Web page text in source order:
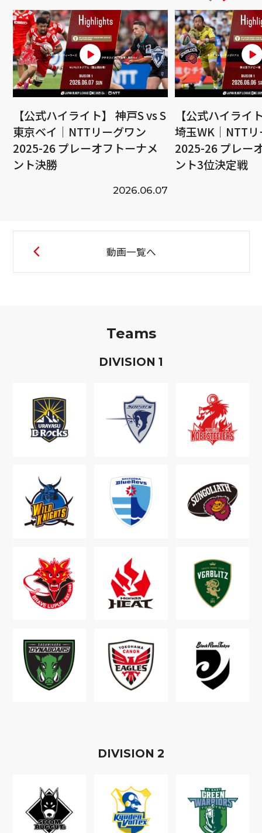
【公式ハイライト】 神戸S vs S
東京ベイ｜NTTリーグワン
2025-26 プレーオフトーナメ
ント決勝
2026.06.07
【公式ハイライ
埼玉WK｜NTT
2025-26 プレー
ント3位決定戦
動画一覧へ
Teams
DIVISION 1
DIVISION 2